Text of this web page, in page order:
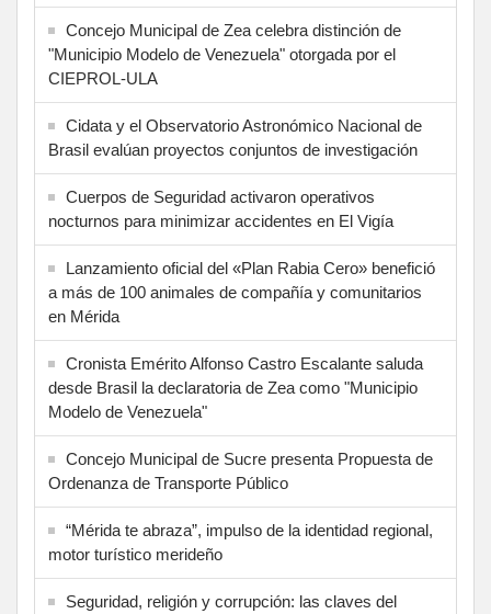
Concejo Municipal de Zea celebra distinción de
"Municipio Modelo de Venezuela" otorgada por el
CIEPROL-ULA
Cidata y el Observatorio Astronómico Nacional de
Brasil evalúan proyectos conjuntos de investigación
Cuerpos de Seguridad activaron operativos
nocturnos para minimizar accidentes en El Vigía
Lanzamiento oficial del «Plan Rabia Cero» benefició
a más de 100 animales de compañía y comunitarios
en Mérida
Cronista Emérito Alfonso Castro Escalante saluda
desde Brasil la declaratoria de Zea como "Municipio
Modelo de Venezuela"
Concejo Municipal de Sucre presenta Propuesta de
Ordenanza de Transporte Público
“Mérida te abraza”, impulso de la identidad regional,
motor turístico merideño
Seguridad, religión y corrupción: las claves del